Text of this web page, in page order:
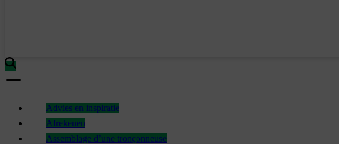
Advies en inspiratie
Afrekenen
Assemblage d’une tronçonneuse